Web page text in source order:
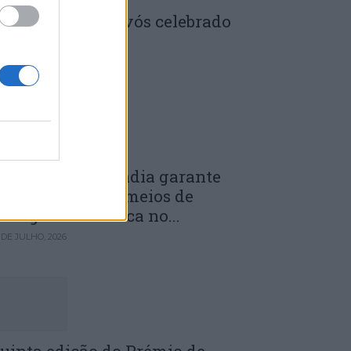
Dia dos Avós celebrado
Município de Anadia garante
manutenção dos meios de
médica no...
JULHO, 2026